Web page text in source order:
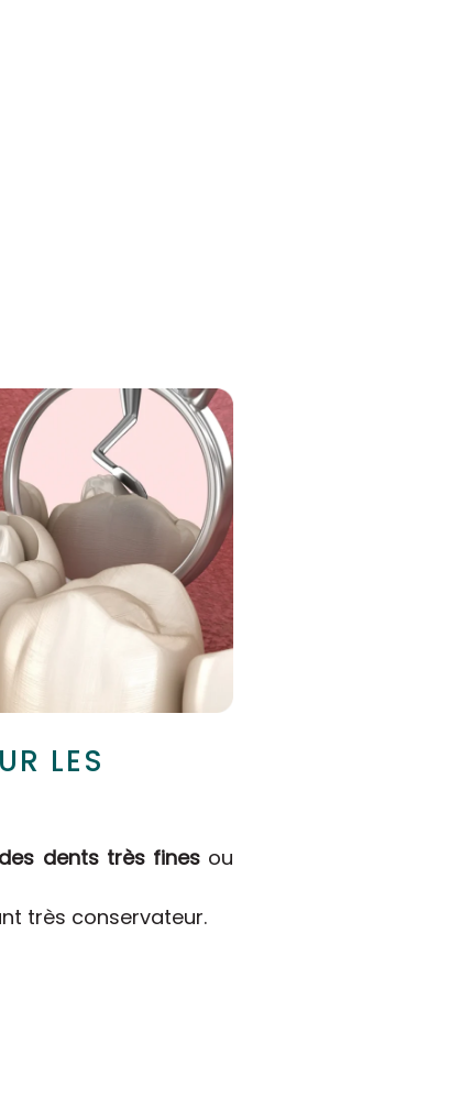
LES
dents très finesou
très conservateur.